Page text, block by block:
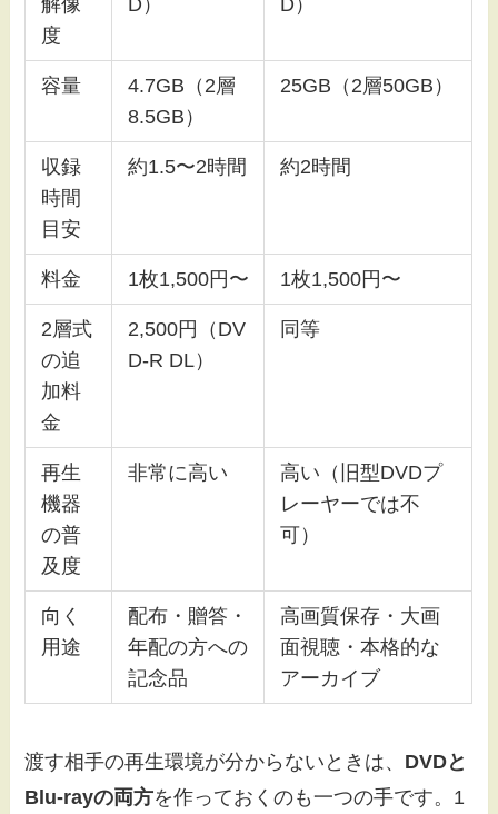
解像
度
D） D）
容量
4.7GB（2層
8.5GB）
25GB（2層50GB）
収録
時間
目安
約1.5〜2時間 約2時間
料金 1枚1,500円〜 1枚1,500円〜
2層式
の追
加料
金
2,500円（DV
D-R DL）
同等
再生
機器
の普
及度
非常に高い
高い（旧型DVDプ
レーヤーでは不
可）
向く
用途
配布・贈答・
年配の方への
記念品
高画質保存・大画
面視聴・本格的な
アーカイブ
渡す相手の再生環境が分からないときは、 DVDと
Blu-rayの両方を作っておくのも一つの手です。1